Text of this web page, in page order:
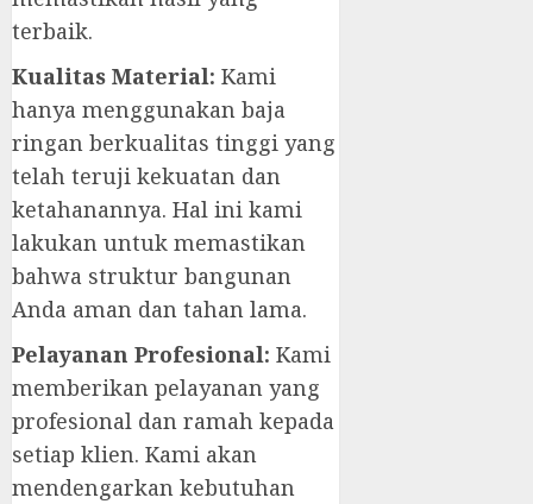
terbaik.
Kualitas Material: Kami
hanya menggunakan baja
ringan berkualitas tinggi yang
telah teruji kekuatan dan
ketahanannya. Hal ini kami
lakukan untuk memastikan
bahwa struktur bangunan
Anda aman dan tahan lama.
Pelayanan Profesional: Kami
memberikan pelayanan yang
profesional dan ramah kepada
setiap klien. Kami akan
mendengarkan kebutuhan